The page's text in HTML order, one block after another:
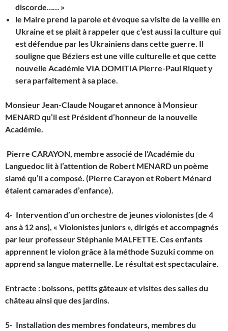
discorde…… »
le Maire prend la parole et évoque sa visite de la veille en
Ukraine et se plait à rappeler que c’est aussi la culture qui
est défendue par les Ukrainiens dans cette guerre. Il
souligne que Béziers est une ville culturelle et que cette
nouvelle Académie VIA DOMITIA Pierre-Paul Riquet y
sera parfaitement à sa place.
Monsieur Jean-Claude Nougaret annonce à Monsieur
MENARD qu’il est Président d’honneur de la nouvelle
Académie.
Pierre CARAYON, membre associé de l’Académie du
Languedoc lit à l’attention de Robert MENARD un poème
slamé qu’il a composé. (Pierre Carayon et Robert Ménard
étaient camarades d’enfance).
4- Intervention d’un orchestre de jeunes violonistes (de 4
ans à 12 ans), « Violonistes juniors », dirigés et accompagnés
par leur professeur Stéphanie MALFETTE. Ces enfants
apprennent le violon grâce à la méthode Suzuki comme on
apprend sa langue maternelle. Le résultat est spectaculaire.
Entracte : boissons, petits gâteaux et visites des salles du
château ainsi que des jardins.
5- Installation des membres fondateurs, membres du